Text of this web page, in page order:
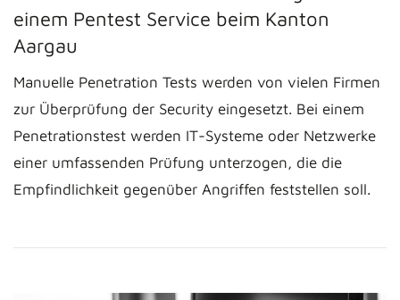
einem Pentest Service beim Kanton
Aargau
Manuelle Penetration Tests werden von vielen Firmen
zur Überprüfung der Security eingesetzt. Bei einem
Penetrationstest werden IT-Systeme oder Netzwerke
einer umfassenden Prüfung unterzogen, die die
Empfindlichkeit gegenüber Angriffen feststellen soll.